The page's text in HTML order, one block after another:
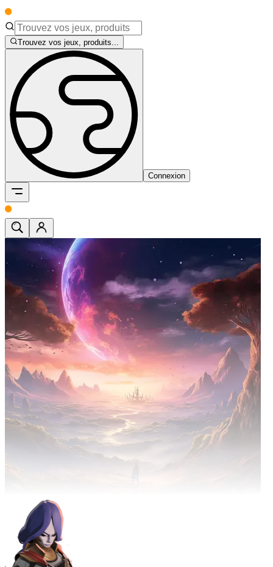
Trouvez vos jeux, produits...
Connexion